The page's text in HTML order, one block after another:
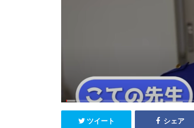
ツイート シェア